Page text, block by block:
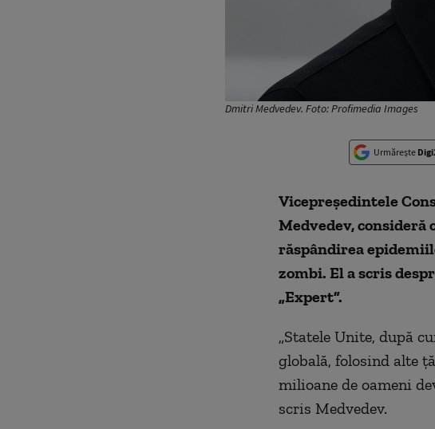
Dmitri Medvedev. Foto: Profimedia Images
Urmărește
Vicepreședintele
Medvedev, consideră
răspândirea
zombi. El a scris
„Expert”.
„Statele Unite, după
globală, folosind alte
milioane de oameni
scris Medvedev.